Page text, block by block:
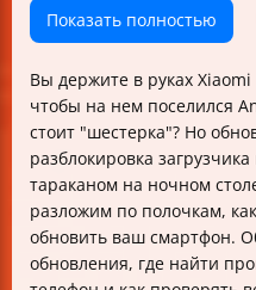
Как узнать версию
тыкать наугад?
выбрать правильную?
Как установить
паники
Что делать, если
выдает ошибки?
Часто задаваемые
Чек-лист перед
Показать полностью
Вы держите в руках
чтобы на нем поселился
стоит "шестерка"? Но
разблокировка
тараканом на ночном
разложим по полочкам,
обновить ваш смартфон.
обновления, где найти